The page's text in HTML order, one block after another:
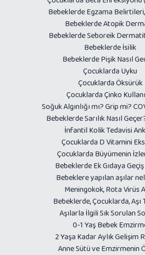
Bebeklerde Egzama
Bebeklerde Atopik
Bebeklerde Seboreik
Bebeklerde İsilik
Bebeklerde Pişik Nasıl
Çocuklarda Uyku
Çocuklarda Öksürük
Çocuklarda Çinko
Soğuk Algınlığı mı? Grip mi?
Bebeklerde Sarılık Nasıl
İnfantil Kolik Tedavisi
Çocuklarda D Vitamini
Çocuklarda Büyümenin
Bebeklerde Ek Gıdaya
Bebeklere yapılan aşılar
Meningokok, Rota Virüs
Bebeklerde, Çocuklarda, Aşı
Aşılarla İlgili Sık Sorulan
0-1 Yaş Bebek
2 Yaşa Kadar Aylık Gelişim
Anne Sütü ve Emzirmenin